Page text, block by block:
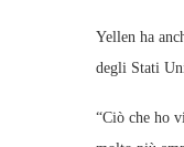
Yellen ha
degli Stati
“Ciò che ho